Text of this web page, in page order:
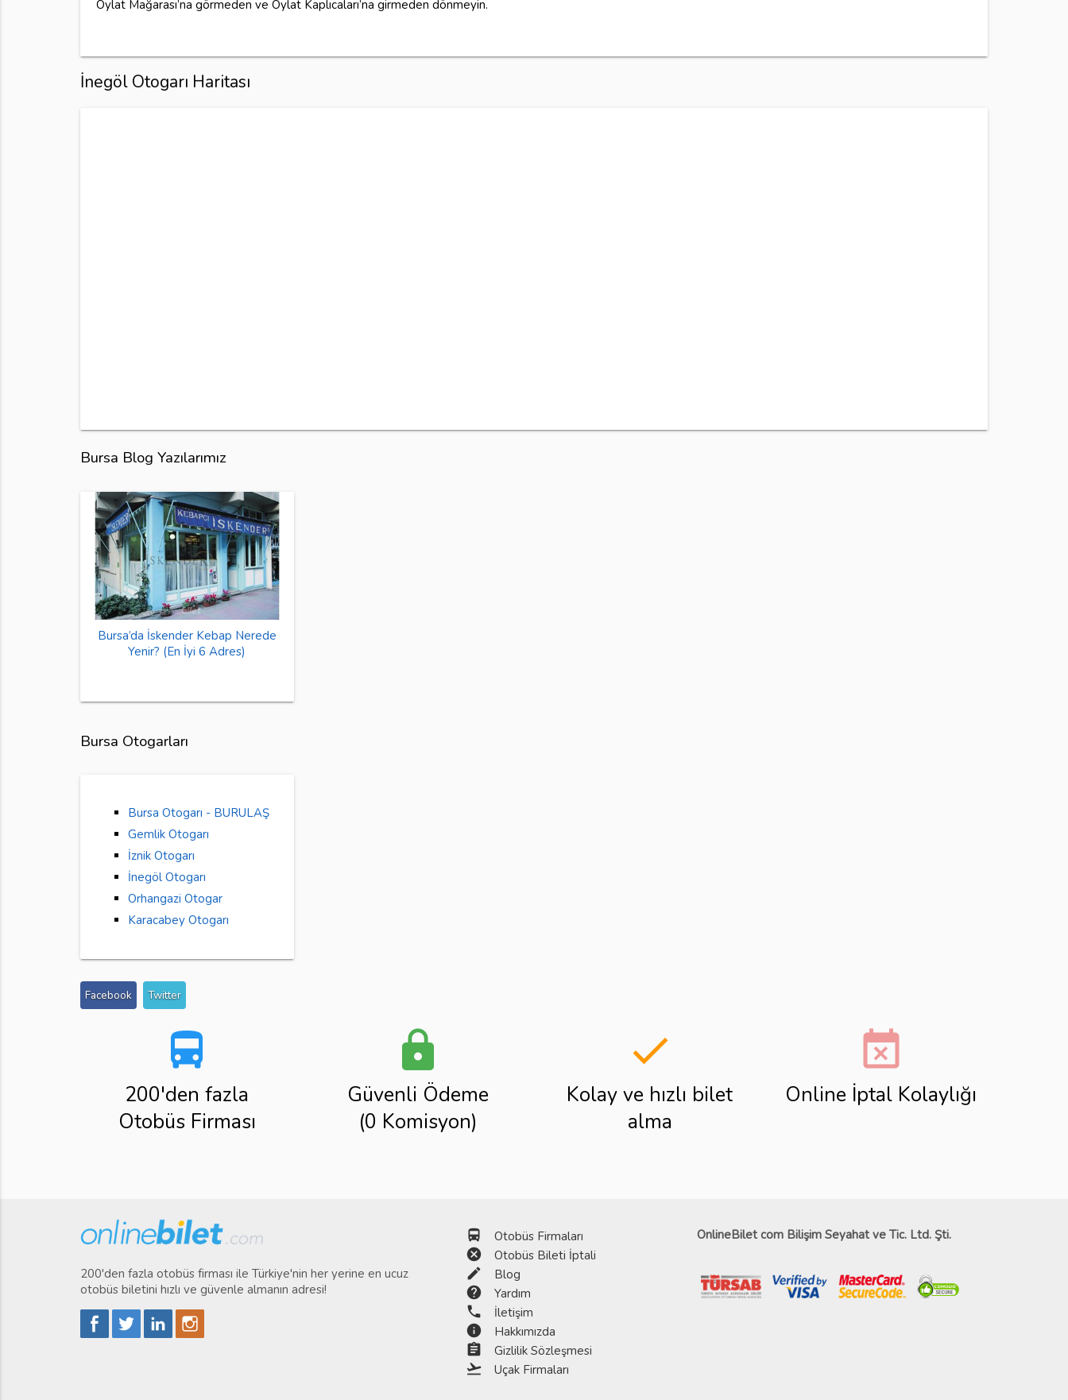
Oylat Mağarası’na görmeden ve Oylat Kaplıcaları’na girmeden dönmeyin.
İnegöl Otogarı Haritası
Bursa Blog Yazılarımız
Bursa’da İskender Kebap Nerede
Yenir? (En İyi 6 Adres)
Bursa Otogarları
Bursa Otogarı - BURULAŞ
Gemlik Otogarı
İznik Otogarı
İnegöl Otogarı
Orhangazi Otogar
Karacabey Otogarı
Facebook Twitter
directions_bus
200'den fazla
Otobüs Firması
lock
Güvenli Ödeme
(0 Komisyon)
done
Kolay ve hızlı bilet
alma
event_busy
Online İptal Kolaylığı
200'den fazla otobüs firması ile Türkiye'nin her yerine en ucuz
otobüs biletini hızlı ve güvenle almanın adresi!
directions_bus Otobüs Firmaları
cancel Otobüs Bileti İptali
edit Blog
help Yardım
phone İletişim
info Hakkımızda
assignment Gizlilik Sözleşmesi
flight_takeoff Uçak Firmaları
OnlineBilet com Bilişim Seyahat ve Tic. Ltd. Şti.